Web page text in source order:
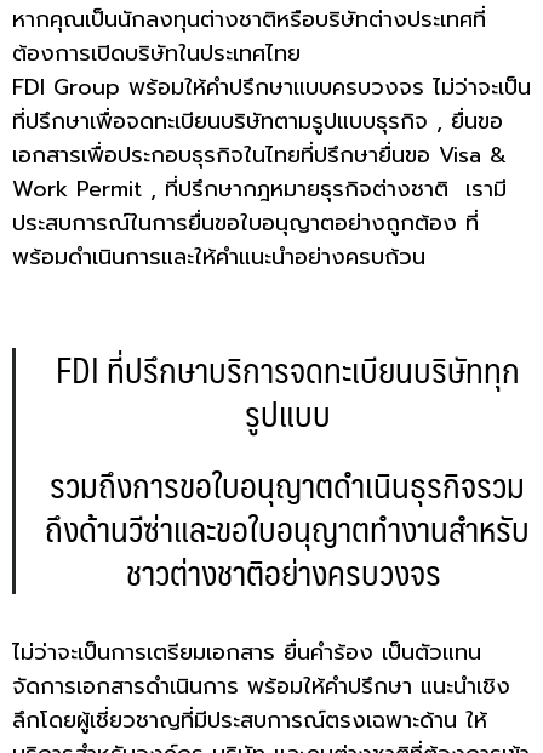
หากคุณเป็นนักลงทุนต่างชาติหรือบริษัทต่างประเทศที่
ต้องการเปิดบริษัทในประเทศไทย
FDI Group พร้อมให้คำปรึกษาแบบครบวงจร ไม่ว่าจะเป็น
ที่ปรึกษาเพื่อจดทะเบียนบริษัทตามรูปแบบธุรกิจ , ยื่นขอ
เอกสารเพื่อประกอบธุรกิจในไทยที่ปรึกษายื่นขอ Visa &
Work Permit , ที่ปรึกษากฎหมายธุรกิจต่างชาติ เรามี
ประสบการณ์ในการยื่นขอใบอนุญาตอย่างถูกต้อง ที่
พร้อมดำเนินการและให้คำแนะนำอย่างครบถ้วน
FDI ที่ปรึกษาบริการจดทะเบียนบริษัททุก
รูปแบบ
รวมถึงการขอใบอนุญาตดำเนินธุรกิจรวม
ถึงด้านวีซ่าและขอใบอนุญาตทำงานสำหรับ
ชาวต่างชาติอย่างครบวงจร
ไม่ว่าจะเป็นการเตรียมเอกสาร ยื่นคำร้อง เป็นตัวแทน
จัดการเอกสารดำเนินการ พร้อมให้คำปรึกษา แนะนำเชิง
ลึกโดยผู้เชี่ยวชาญที่มีประสบการณ์ตรงเฉพาะด้าน ให้